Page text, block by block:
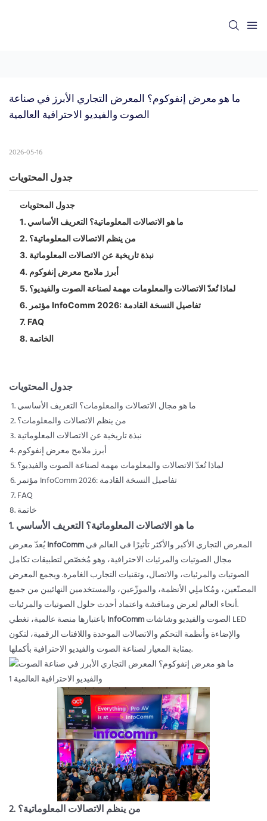
ما هو معرض إنفوكوم؟ المعرض التجاري الأبرز في صناعة
الصوت والفيديو الاحترافية العالمية
2026-05-16
جدول المحتويات
جدول المحتويات
1. ما هو الاتصالات المعلوماتية؟ التعريف الأساسي
2. من ينظم الاتصالات المعلوماتية؟
3. نبذة تاريخية عن الاتصالات المعلوماتية
4. أبرز ملامح معرض إنفوكوم
5. لماذا تُعدّ الاتصالات والمعلومات مهمة لصناعة الصوت والفيديو؟
6. مؤتمر InfoComm 2026: تفاصيل النسخة القادمة
7. FAQ
8. الخاتمة
جدول المحتويات
ما هو مجال الاتصالات والمعلومات؟ التعريف الأساسي
من ينظم الاتصالات والمعلومات؟
نبذة تاريخية عن الاتصالات المعلوماتية
أبرز ملامح معرض إنفوكوم
لماذا تُعدّ الاتصالات والمعلومات مهمة لصناعة الصوت والفيديو؟
مؤتمر InfoComm 2026: تفاصيل النسخة القادمة
FAQ
خاتمة
1. ما هو الاتصالات المعلوماتية؟ التعريف الأساسي
يُعدّ معرضInfoComm
مجال الصوتيات والمرئيات الاحترافية، وهو مُخصّص لتطبيقات تكامل
الصوتيات والمرئيات، والاتصال، وتقنيات التجارب الغامرة. ويجمع المعرض
المصنّعين، ومُكاملِي الأنظمة، والموزّعين، والمستخدمين النهائيين من جميع
أنحاء العالم لعرض ومناقشة واعتماد أحدث حلول الصوتيات والمرئيات.
InfoComm
والإضاءة وأنظمة التحكم والاتصالات الموحدة واللافتات الرقمية، لتكون
بمثابة المعيار لصناعة الصوت والفيديو الاحترافية بأكملها.
2. من ينظم الاتصالات المعلوماتية؟